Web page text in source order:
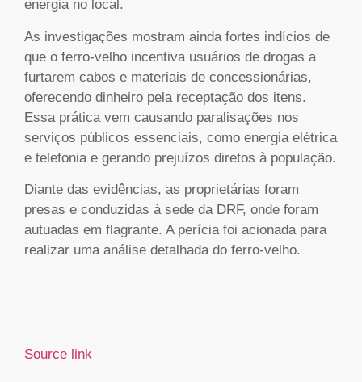
energia no local.
As investigações mostram ainda fortes indícios de
que o ferro-velho incentiva usuários de drogas a
furtarem cabos e materiais de concessionárias,
oferecendo dinheiro pela receptação dos itens.
Essa prática vem causando paralisações nos
serviços públicos essenciais, como energia elétrica
e telefonia e gerando prejuízos diretos à população.
Diante das evidências, as proprietárias foram
presas e conduzidas à sede da DRF, onde foram
autuadas em flagrante. A perícia foi acionada para
realizar uma análise detalhada do ferro-velho.
Source link